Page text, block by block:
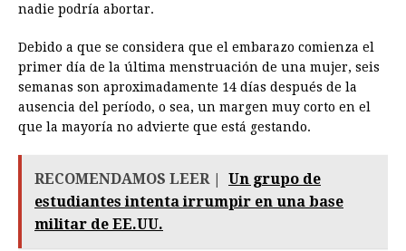
nadie podría abortar.
Debido a que se considera que el embarazo comienza el
primer día de la última menstruación de una mujer, seis
semanas son aproximadamente 14 días después de la
ausencia del período, o sea, un margen muy corto en el
que la mayoría no advierte que está gestando.
RECOMENDAMOS LEER |
Un grupo de
estudiantes intenta irrumpir en una base
militar de EE.UU.